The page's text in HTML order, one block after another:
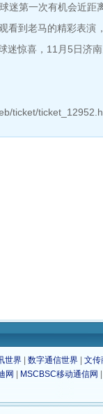
迷第一次有机会近距
看到老马的精彩表演
迷惊喜，11月5日济
ticket/
世界 数字通信世界
文传
网 MSCBSC移动通信网